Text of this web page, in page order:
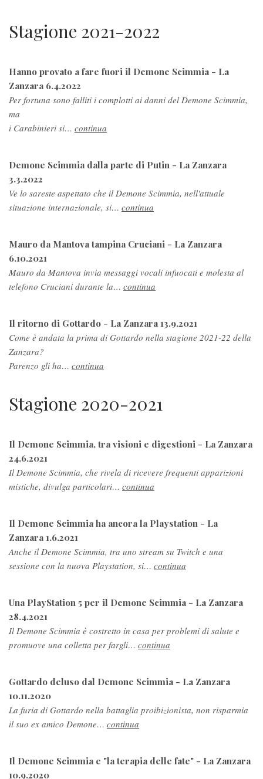
Stagione 2021-2022
Hanno provato a fare fuori il Demone Scimmia - La
Zanzara 6.4.2022
Per fortuna sono falliti i complotti ai danni del Demone Scimmia,
ma
i Carabinieri si… continua
Demone Scimmia dalla parte di Putin - La Zanzara
3.3.2022
Ve lo sareste aspettato che il Demone Scimmia, nell'attuale
situazione internazionale, si… continua
Mauro da Mantova tampina Cruciani - La Zanzara
6.10.2021
Mauro da Mantova invia messaggi vocali infuocati e molesta al
telefono Cruciani durante la… continua
Il ritorno di Gottardo - La Zanzara 13.9.2021
Come è andata la prima di Gottardo nella stagione 2021-22 della
Zanzara?
Parenzo gli ha… continua
Stagione 2020-2021
Il Demone Scimmia, tra visioni e digestioni - La Zanzara
24.6.2021
Il Demone Scimmia, che rivela di ricevere frequenti apparizioni
mistiche, divulga particolari… continua
Il Demone Scimmia ha ancora la Playstation - La
Zanzara 1.6.2021
Anche il Demone Scimmia, tra uno stream su Twitch e una
sessione con la nuova Playstation, si… continua
Una PlayStation 5 per il Demone Scimmia - La Zanzara
28.4.2021
Il Demone Scimmia è costretto in casa per problemi di salute e
promuove una colletta per fargli… continua
Gottardo deluso dal Demone Scimmia - La Zanzara
10.11.2020
La furia di Gottardo nella battaglia proibizionista, non risparmia
il suo ex amico Demone… continua
Il Demone Scimmia e "la terapia delle fate" - La Zanzara
10.9.2020